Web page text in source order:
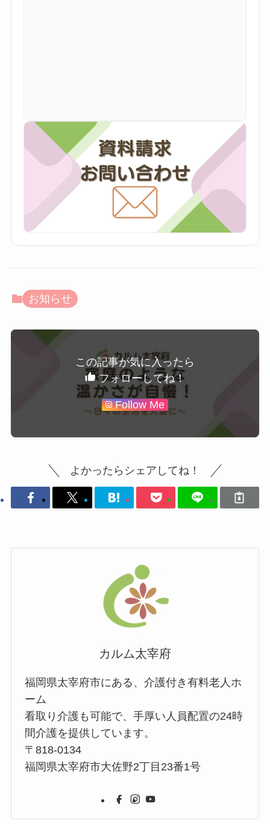
お知らせ
この記事が気に入ったら
フォローしてね！
Follow Me
よかったらシェアしてね！
カルム太宰府
福岡県太宰府市にある、介護付き有料老人ホ
ーム
看取り介護も可能で、手厚い人員配置の24時
間介護を提供しています。
〒818-0134
福岡県太宰府市大佐野2丁目23番1号